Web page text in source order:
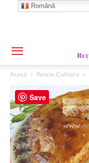
Acasă Retete Culinare
Română
Save